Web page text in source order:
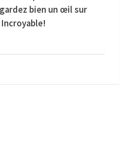
bien un œil sur